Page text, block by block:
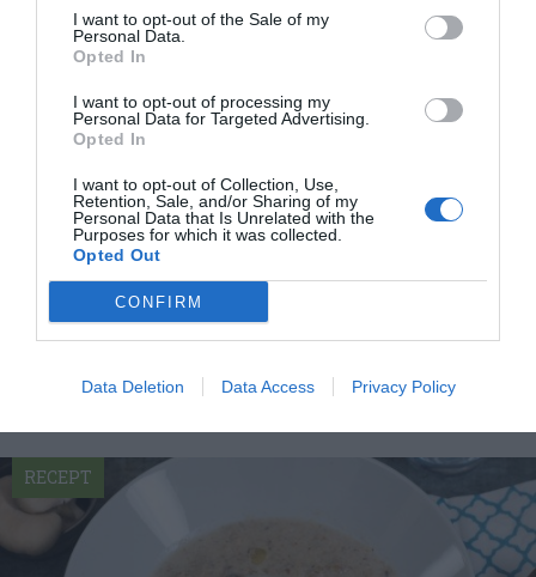
I want to opt-out of the Sale of my
Personal Data.
Opted In
I want to opt-out of processing my
Personal Data for Targeted Advertising.
Opted In
I want to opt-out of Collection, Use,
Retention, Sale, and/or Sharing of my
Personal Data that Is Unrelated with the
Purposes for which it was collected.
Opted Out
CONFIRM
Data Deletion Data Access Privacy Policy
Svampsoppa extra allt
Svampsoppa extra allt med grädde, tryffel, vitt vin,
fläsktärningar, kålrot, morot och kräftstjärtar...
RECEPT